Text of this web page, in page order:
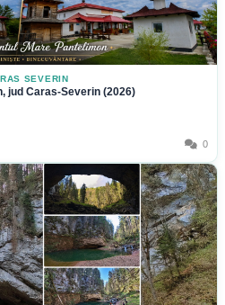
SEVERIN
jud Caras-Severin (2026)
0